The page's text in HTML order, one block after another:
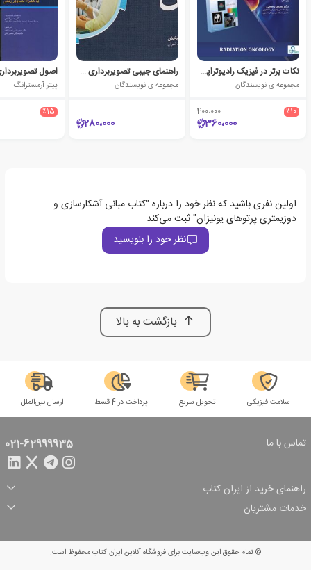
نکات برتر در فیزیک رادیوتراپی خان 2020
مجموعه ی نویسندگان
٪10 400،000
360،000
راهنمای جیبی تصویربرداری مریل 2023
مجموعه ی نویسندگان
280،000
پیتر آرمسترانگ
٪15
اولین نفری باشید که نظر خود را درباره "کتاب مبانی آشکارسازی و
دوزیمتری پرتوهای یونیزان" ثبت می‌کند
نظر خود را بنویسید
بازگشت به بالا
سلامت فیزیکی تحویل سریع پرداخت در 4 قسط ارسال بین‌الملل
تماس با ما 021-62999935
راهنمای خرید از ایران کتاب
ثبت سفارش
شرایط ارسال سفارش
شیوه پرداخت
تخفیف‌های خرید
خدمات مشتریان
© تمام حقوق این وب‌سایت برای فروشگاه آنلاین ایران کتاب محفوظ است.